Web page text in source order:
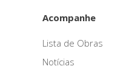
Acompanhe
Lista de Obras
Notícias